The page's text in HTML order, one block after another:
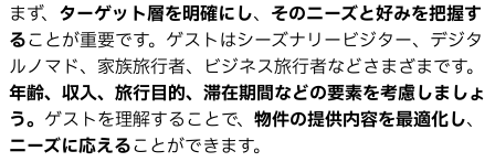
まず、 ターゲット層を明確にし、 そのニーズと好みを把握す
ることが重要です。ゲストはシーズナリービジター、デジタ
ルノマド、家族旅行者、ビジネス旅行者などさまざまです。
年齢、収入、旅行目的、滞在期間などの要素を考慮しましょ
う。 ゲストを理解することで、 物件の提供内容を最適化し、
ニーズに応えることができます。